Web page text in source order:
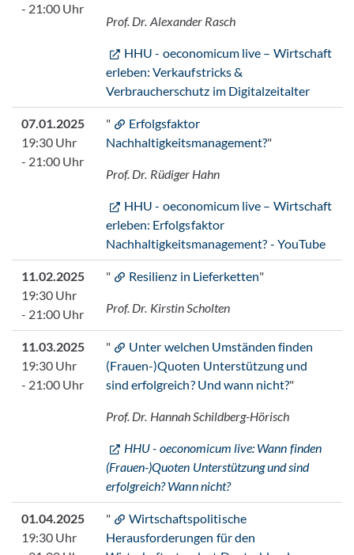
- 21:00 Uhr
Prof. Dr. Alexander Rasch
HHU - oeconomicum live – Wirtschaft
erleben: Verkaufstricks &
Verbraucherschutz im Digitalzeitalter
07.01.2025
19:30 Uhr
- 21:00 Uhr
"
Erfolgsfaktor
Nachhaltigkeitsmanagement?"
Prof. Dr. Rüdiger Hahn
HHU - oeconomicum live – Wirtschaft
erleben: Erfolgsfaktor
Nachhaltigkeitsmanagement? - YouTube
11.02.2025
19:30 Uhr
- 21:00 Uhr
" Resilienz in Lieferketten"
Prof. Dr. Kirstin Scholten
11.03.2025
19:30 Uhr
- 21:00 Uhr
"
Unter welchen Umständen finden
(Frauen-)Quoten Unterstützung und
sind erfolgreich? Und wann nicht?"
Prof. Dr. Hannah Schildberg-Hörisch
HHU - oeconomicum live: Wann finden
(Frauen-)Quoten Unterstützung und sind
erfolgreich? Wann nicht?
01.04.2025
19:30 Uhr
"
Wirtschaftspolitische
Herausforderungen für den